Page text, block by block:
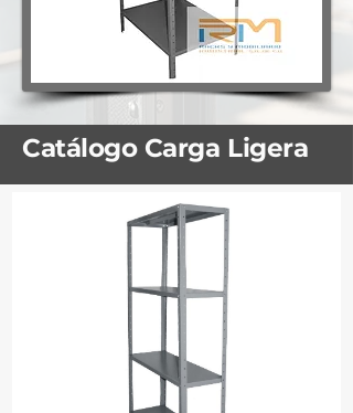
Catálogo Carga Ligera